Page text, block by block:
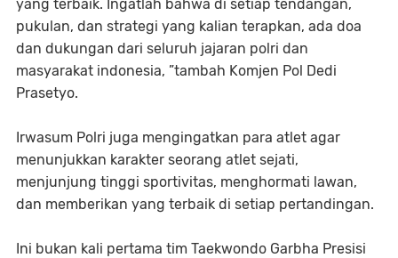
yang terbaik. Ingatlah bahwa di setiap tendangan,
pukulan, dan strategi yang kalian terapkan, ada doa
dan dukungan dari seluruh jajaran polri dan
masyarakat indonesia, ”tambah Komjen Pol Dedi
Prasetyo.
Irwasum Polri juga mengingatkan para atlet agar
menunjukkan karakter seorang atlet sejati,
menjunjung tinggi sportivitas, menghormati lawan,
dan memberikan yang terbaik di setiap pertandingan.
Ini bukan kali pertama tim Taekwondo Garbha Presisi